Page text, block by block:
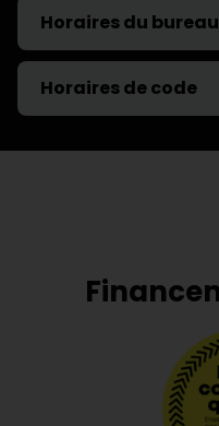
Horaires du bureau
Horaires de code